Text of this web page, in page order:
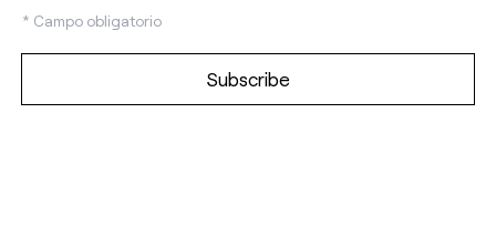
* Campo obligatorio